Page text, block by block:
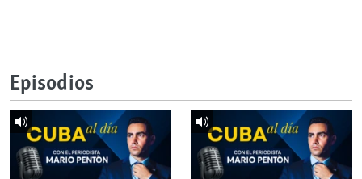
Episodios